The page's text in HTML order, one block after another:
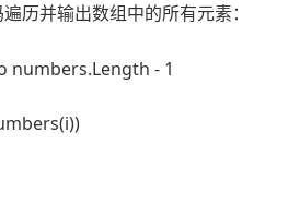
历并输出数组中的所有元素：
numbers.Length - 1